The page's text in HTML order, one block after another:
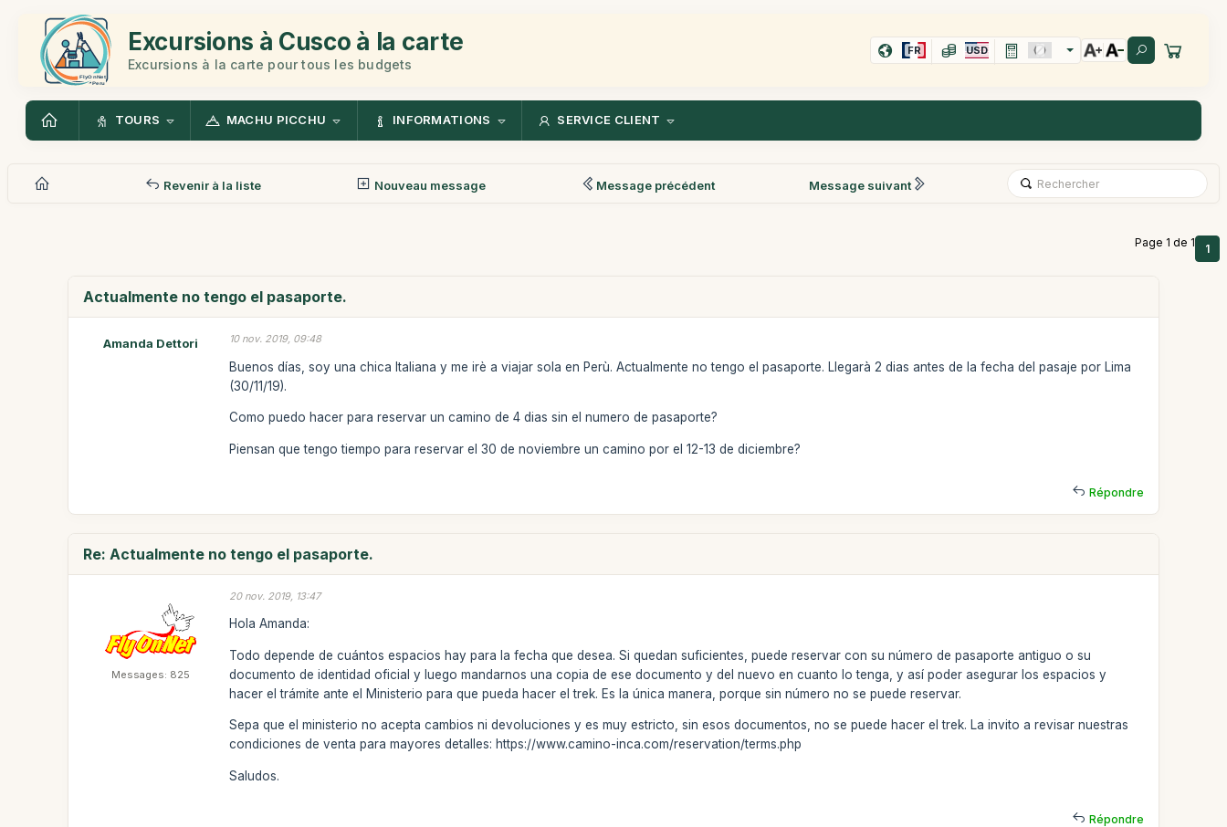
Excursions à Cusco à la carte
Excursions à la carte pour tous les budgets
FR USD
TOURS MACHU PICCHU INFORMATIONS SERVICE CLIENT
Revenir à la liste Nouveau message Message précédent Message suivant
Page 1 de 1 1
Actualmente no tengo el pasaporte.
Amanda Dettori 10 nov. 2019, 09:48
Buenos días, soy una chica Italiana y me irè a viajar sola en Perù. Actualmente no tengo el pasaporte. Llegarà 2 dias antes de la fecha del pasaje por Lima
(30/11/19).
Como puedo hacer para reservar un camino de 4 dias sin el numero de pasaporte?
Piensan que tengo tiempo para reservar el 30 de noviembre un camino por el 12-13 de diciembre?
Répondre
Re: Actualmente no tengo el pasaporte.
Messages: 825
20 nov. 2019, 13:47
Hola Amanda:
Todo depende de cuántos espacios hay para la fecha que desea. Si quedan suficientes, puede reservar con su número de pasaporte antiguo o su
documento de identidad oficial y luego mandarnos una copia de ese documento y del nuevo en cuanto lo tenga, y así poder asegurar los espacios y
hacer el trámite ante el Ministerio para que pueda hacer el trek. Es la única manera, porque sin número no se puede reservar.
Sepa que el ministerio no acepta cambios ni devoluciones y es muy estricto, sin esos documentos, no se puede hacer el trek. La invito a revisar nuestras
condiciones de venta para mayores detalles: https://www.camino-inca.com/reservation/terms.php
Saludos.
Répondre